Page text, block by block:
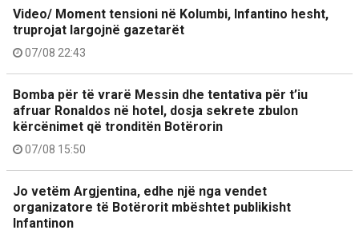
Video/ Moment tensioni në Kolumbi, Infantino hesht,
truprojat largojnë gazetarët
07/08 22:43
Bomba për të vrarë Messin dhe tentativa për t’iu
afruar Ronaldos në hotel, dosja sekrete zbulon
kërcënimet që tronditën Botërorin
07/08 15:50
Jo vetëm Argjentina, edhe një nga vendet
organizatore të Botërorit mbështet publikisht
Infantinon